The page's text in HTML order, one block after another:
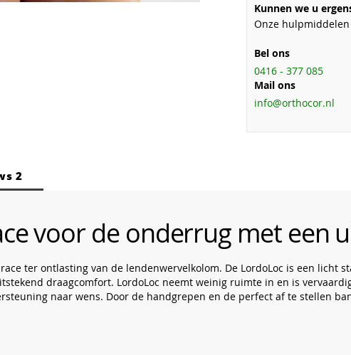
Kunnen we u
Onze
Bel ons
0416 - 377 085
Mail ons
info@orthocor.nl
voor de onderrug met een
ter ontlasting van de lendenwervelkolom. De LordoLoc is een
draagcomfort. LordoLoc neemt weinig ruimte in en is
naar wens. Door de handgrepen en de perfect af te stellen
2